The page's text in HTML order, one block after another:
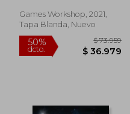
dcto. $ 48.297
Games Workshop, 2021,
Tapa Blanda, Nuevo